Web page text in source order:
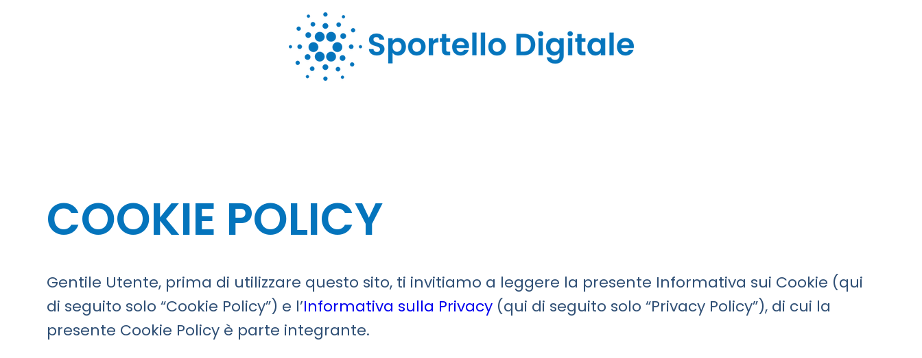
COOKIE POLICY
Gentile Utente, prima di utilizzare questo sito, ti invitiamo a leggere la presente Informativa sui Cookie (qui
di seguito solo “Cookie Policy”) e l’Informativa sulla Privacy (qui di seguito solo “Privacy Policy”), di cui la
presente Cookie Policy è parte integrante.